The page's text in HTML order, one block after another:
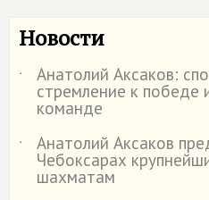
Новости
˙ Анатолий Аксаков:
стремление к победе
команде
˙
Анатолий Аксаков
Чебоксарах
шахматам